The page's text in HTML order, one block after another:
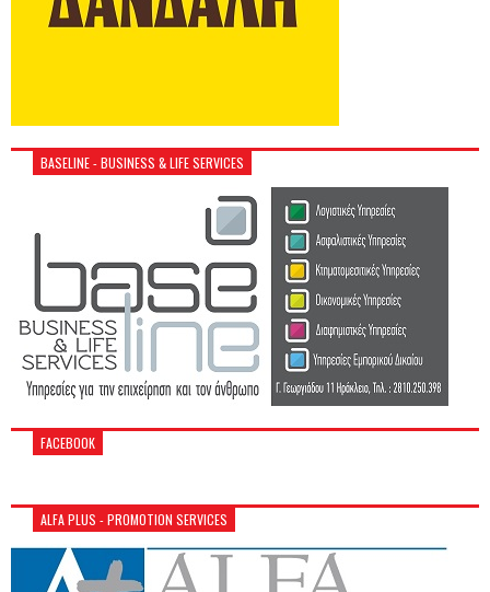
BASELINE - BUSINESS & LIFE SERVICES
FACEBOOK
ALFA PLUS - PROMOTION SERVICES